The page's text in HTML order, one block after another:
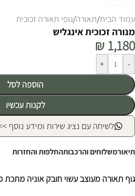
עמוד הבית/תאורה/גופי תאורה זכוכית
מנורה זכוכית אינגליש
₪ 1,180
-
+
הוספה לסל
לקנות עכשיו
Alternative:
לשיחה עם נציג שירות ומידע נוסף
תיאורמשלוחים והרכבותהחלפות והחזרות
גוף תאורה מעוצב עשוי חובק אוניה מתכת